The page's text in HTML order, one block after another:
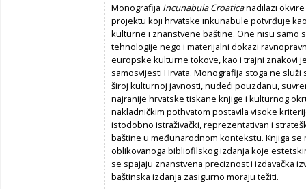
Monografija Incunabula Croaticanadilazi
projektu koji hrvatske inkunabule potvrđuje
kulturne i znanstvene baštine. One nisu samo
tehnologije nego i materijalni dokazi
europske kulturne tokove, kao i trajni znakovi
samosvijesti Hrvata. Monografija stoga ne
široj kulturnoj javnosti, nudeći pouzdanu,
najranije hrvatske tiskane knjige i kulturnog
nakladničkim pothvatom postavila visoke
istodobno istraživački, reprezentativan i
baštine u međunarodnom kontekstu. Knjiga
oblikovanoga bibliofilskog izdanja koje
se spajaju znanstvena preciznost i izdavačka
baštinska izdanja zasigurno moraju težiti.